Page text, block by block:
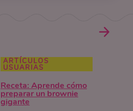
ARTÍCULOS
USUARIAS
Receta: Aprende cómo
preparar un brownie
gigante